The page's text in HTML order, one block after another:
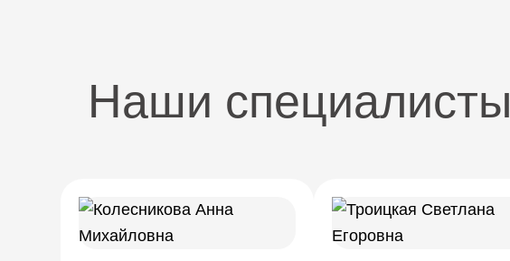
Наши специалисты